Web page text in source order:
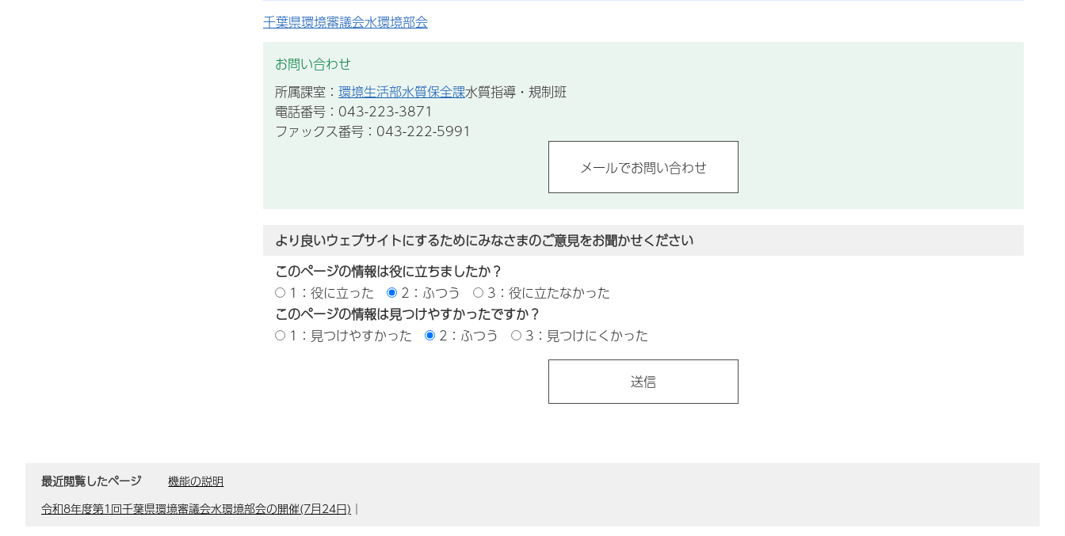
千葉県環境審議会水環境部会
お問い合わせ
所属課室： 環境生活部水質保全課水質指導・規制班
電話番号：043-223-3871
ファックス番号：043-222-5991
より良いウェブサイトにするためにみなさまのご意見をお聞かせください
このページの情報は役に立ちましたか？
1：役に立った
2：ふつう
3：役に立たなかった
このページの情報は見つけやすかったですか？
1：見つけやすかった
2：ふつう 3：見つけにくかった
最近閲覧したページ
機能の説明
令和8年度第1回千葉県環境審議会水環境部会の開催(7月24日) ｜